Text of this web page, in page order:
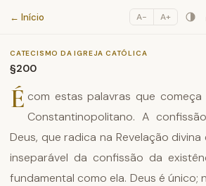
Catecismo da
← Início A− A+
CATECISMO DA IGREJA CATÓLICA
§200
É com estas palavras que
Constantinopolitano. A
Deus, que radica na Revelação divina
inseparável da confissão da
fundamental como ela. Deus é único;